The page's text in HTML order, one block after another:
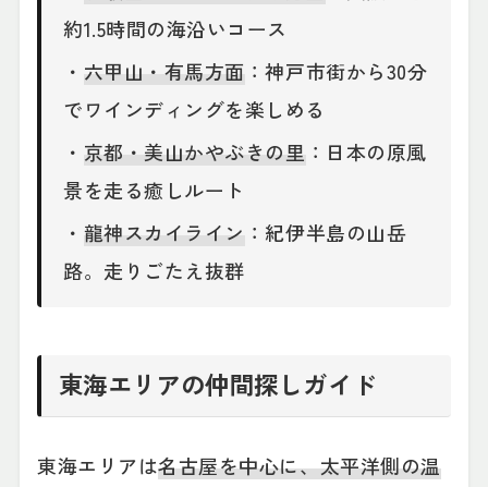
約1.5時間の海沿いコース
・ 六甲山・有馬方面 ：神戸市街から30分
でワインディングを楽しめる
・ 京都・美山かやぶきの里 ：日本の原風
景を走る癒しルート
・ 龍神スカイライン ：紀伊半島の山岳
路。走りごたえ抜群
東海エリアの仲間探しガイド
東海エリアは名古屋を中心に、太平洋側の温